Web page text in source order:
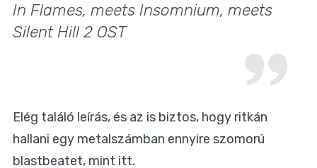
In Flames, meets Insomnium, meets
Silent Hill 2 OST
Elég találó leírás, és az is biztos, hogy ritkán
hallani egy metalszámban ennyire szomorú
blastbeatet, mint itt.